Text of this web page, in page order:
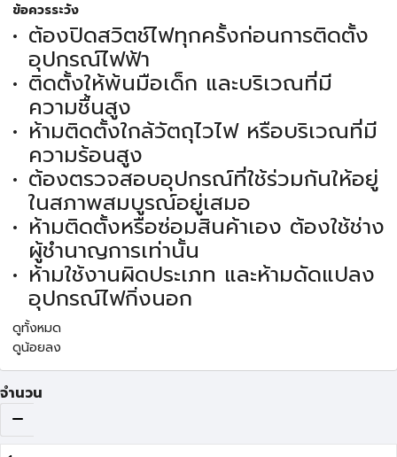
ข้อควรระวัง
ต้องปิดสวิตช์ไฟทุกครั้งก่อนการติดตั้ง
อุปกรณ์ไฟฟ้า
ติดตั้งให้พ้นมือเด็ก และบริเวณที่มี
ความชื้นสูง
ห้ามติดตั้งใกล้วัตถุไวไฟ หรือบริเวณที่มี
ความร้อนสูง
ต้องตรวจสอบอุปกรณ์ที่ใช้ร่วมกันให้อยู่
ในสภาพสมบูรณ์อยู่เสมอ
ห้ามติดตั้งหรือซ่อมสินค้าเอง ต้องใช้ช่าง
ผู้ชำนาญการเท่านั้น
ห้ามใช้งานผิดประเภท และห้ามดัดแปลง
อุปกรณ์ไฟกิ่งนอก
ดูทั้งหมด
ดูน้อยลง
จำนวน